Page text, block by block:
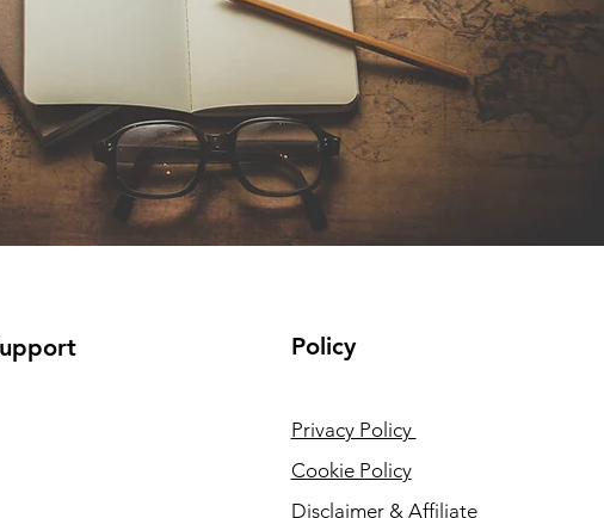
Policy
Privacy Policy
Cookie Policy
Disclaimer & Affiliate